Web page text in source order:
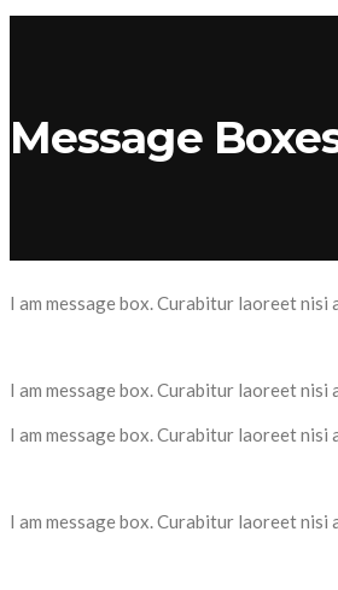
Message
I am message box. Curabitur laoreet nisi
I am message box. Curabitur laoreet nisi
I am message box. Curabitur laoreet nisi
I am message box. Curabitur laoreet nisi